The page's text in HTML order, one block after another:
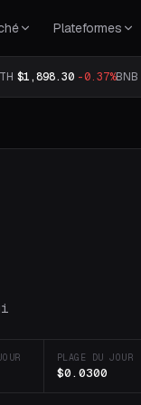
Plateformes
$1,898.30 -0.37%BNB
PLAGE DU JOUR
$0.0300